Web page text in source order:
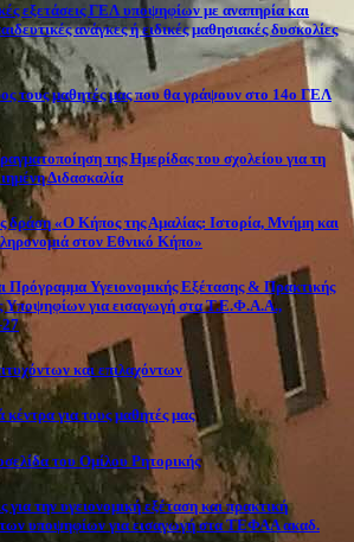
εξετάσεις ΓΕΛ υποψηφίων με αναπηρία και
ανάγκες ή ειδικές μαθησιακές δυσκολίες
τους μαθητές μας που θα γράψουν στο 14ο ΓΕΛ
της Ημερίδας του σχολείου για τη
Διδασκαλία
δράση «Ο Κήπος της Αμαλίας: Ιστορία, Μνήμη και
στον Εθνικό Κήπο»
Πρόγραμμα Υγειονομικής Εξέτασης & Πρακτικής
Υποψηφίων για εισαγωγή στα Τ.Ε.Φ.Α.Α.,
27
και επιλαχόντων
κέντρα για τους μαθητές μας
του Ομίλου Ρητορικής
για την υγειονομική εξέταση και πρακτική
των υποψηφίων για εισαγωγή στα ΤΕΦΑΑ ακαδ.